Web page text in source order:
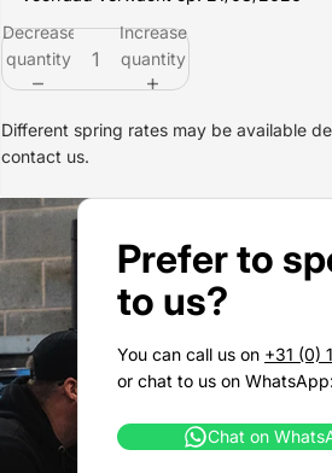
Decrease
quantity
Increase
quantity
Different spring rates may be available
contact us.
Prefer to
to us?
You can call us on +31 (0)
or chat to us on WhatsApp:
Chat on